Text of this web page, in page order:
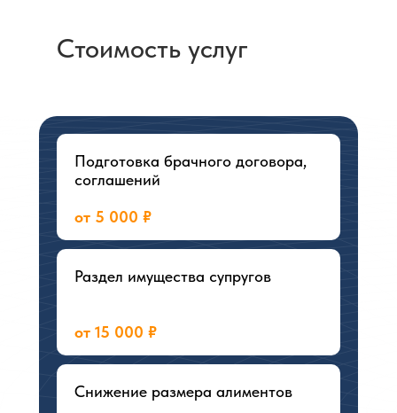
Cтоимость услуг
Подготовка брачного договора,
соглашений
от 5 000 ₽
Раздел имущества супругов
от 15 000 ₽
Снижение размера алиментов